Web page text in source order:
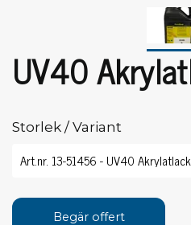
UV40
Storlek / Variant
Begär offert